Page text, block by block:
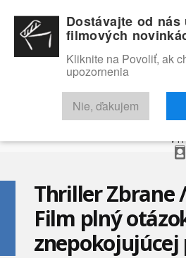
RECENZIE TRAILERY
Thriller Zbrane
Film plný
znepokojujúcej
Dostávajte od
filmových
Kliknite na Povoliť, ak
upozornenia
Nie, ďakujem